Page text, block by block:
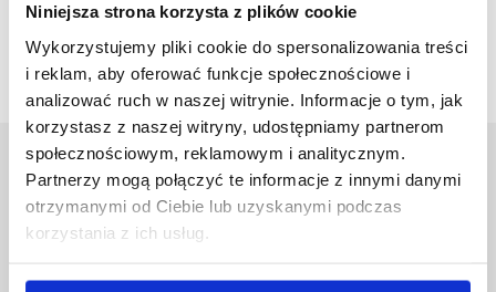
Niniejsza strona korzysta z plików cookie
Wykorzystujemy pliki cookie do spersonalizowania treści
i reklam, aby oferować funkcje społecznościowe i
analizować ruch w naszej witrynie. Informacje o tym, jak
korzystasz z naszej witryny, udostępniamy partnerom
społecznościowym, reklamowym i analitycznym.
Partnerzy mogą połączyć te informacje z innymi danymi
otrzymanymi od Ciebie lub uzyskanymi podczas
korzystania z ich usług.
Liczebność grupy:
do 25 osób + opiekun
Uniwersytet Rzeszowski
Al. Tadeusza Rejtana 16C